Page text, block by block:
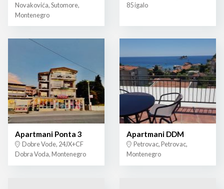
Novakovića, Sutomore,
Montenegro
85 igalo
Apartmani Ponta 3
Dobre Vode, 24JX+CF
Dobra Voda, Montenegro
Apartmani DDM
Petrovac, Petrovac,
Montenegro